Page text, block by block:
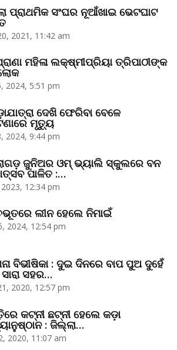
ପ୍ରାଥମିକ ସଂଘର ନୂଆଁଖାଇ ଭେଟଘାଟ
2021, 11:42 am
ମହିଳା ଲକ୍ଷ୍ମୀପ୍ରିୟା ତ୍ରିପାଠୀଙ୍କ
2024, 5:51 pm
ଦେଖି ଫେରିବା ବେଳେ
ମୃତ୍ୟୁ
2024, 9:44 pm
ଜୁନିଅର ଓମ୍‌ ଭ୍ୟାଲି ସ୍କୁଲରେ ବନ
ପାଳିତ :…
2023, 12:34 pm
ଲୀନ ହେଲେ ନିମାଇଁ
2024, 12:54 pm
ବିଭୀଷିକା : ଦୁଇ ଦିନରେ ବାପ ପୁଅ ଦୁହେଁ
ସହର…
2020, 12:57 pm
କଟ୍‌ନୀ ଛଟ୍‌ନୀ ହେଲେ କଡ଼ା
: ଜିଲ୍ଲା…
2020, 11:07 am